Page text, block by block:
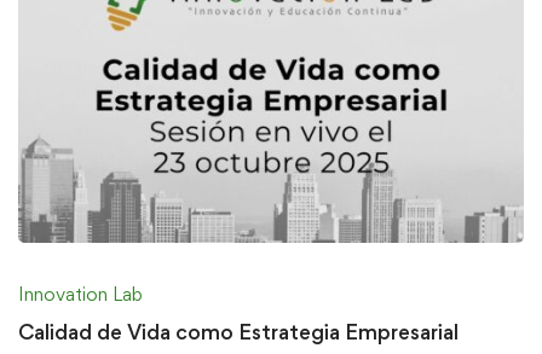
Innovation Lab
Calidad de Vida como Estrategia Empresarial